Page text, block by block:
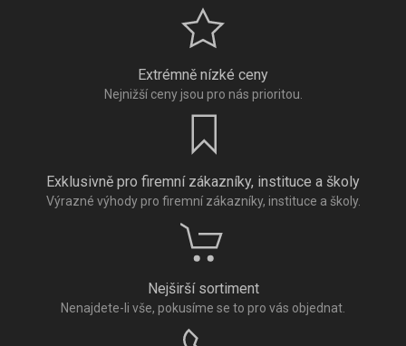
Extrémně nízké ceny
Nejnižší ceny jsou pro nás prioritou.
Exklusivně pro firemní zákazníky, instituce a školy
Výrazné výhody pro firemní zákazníky, instituce a školy.
Nejširší sortiment
Nenajdete-li vše, pokusíme se to pro vás objednat.